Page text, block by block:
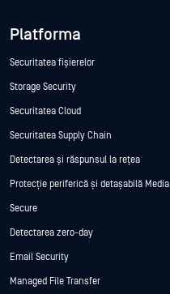
Platforma
Securitatea fișierelor
Storage Security
Securitatea Cloud
Securitatea Supply Chain
Detectarea și răspunsul la rețea
Protecție periferică și detașabilă Media
Secure
Detectarea zero-day
Email Security
Managed File Transfer